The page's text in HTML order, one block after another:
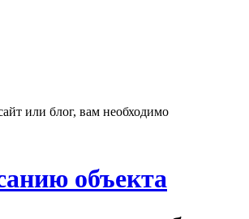
или блог, вам необходимо
объекта